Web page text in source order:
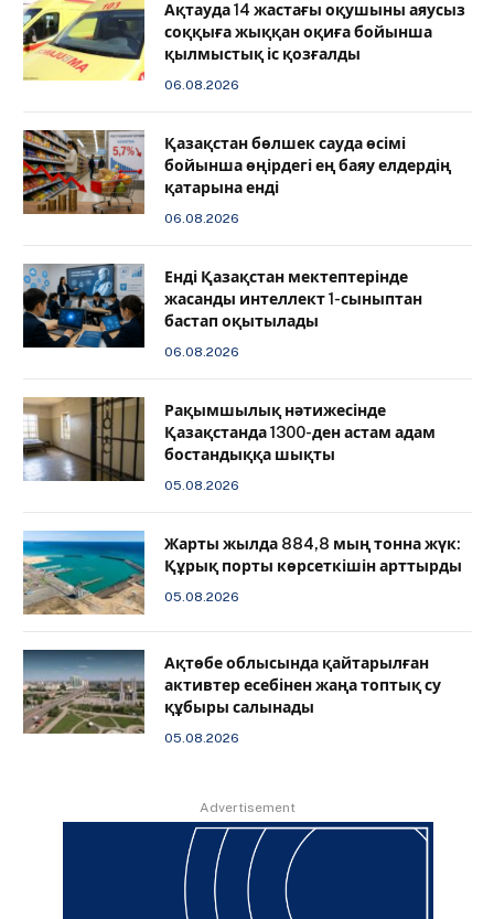
Ақтауда 14 жастағы оқушыны аяусыз
соққыға жыққан оқиға бойынша
қылмыстық іс қозғалды
06.08.2026
Қазақстан бөлшек сауда өсімі
бойынша өңірдегі ең баяу елдердің
қатарына енді
06.08.2026
️Енді Қазақстан мектептерінде
жасанды интеллект 1-сыныптан
бастап оқытылады
06.08.2026
Рақымшылық нәтижесінде
Қазақстанда 1300-ден астам адам
бостандыққа шықты
05.08.2026
Жарты жылда 884,8 мың тонна жүк:
Құрық порты көрсеткішін арттырды
05.08.2026
Ақтөбе облысында қайтарылған
активтер есебінен жаңа топтық су
құбыры салынады
05.08.2026
Advertisement